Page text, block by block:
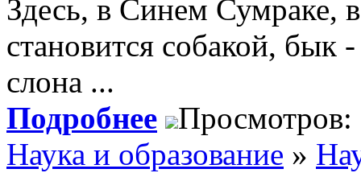
Здесь, в Синем Сумраке,
становится собакой, бык
слона ...
Подробнее
Просмотров:
Наука и образование »